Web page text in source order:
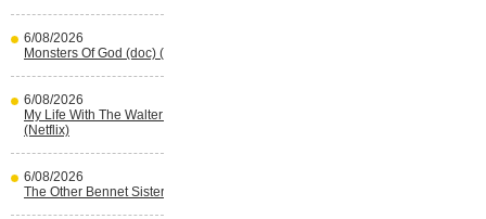
6/08/2026
Monsters Of God (doc) (HBO Max)
6/08/2026
My Life With The Walter Boys s3
(Netflix)
6/08/2026
The Other Bennet Sister (HBO Max)